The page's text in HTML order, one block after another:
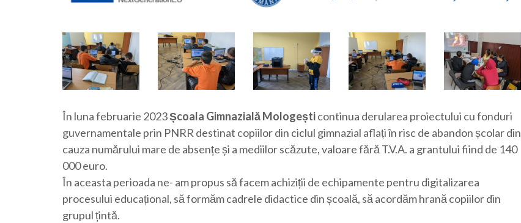
În luna februarie 2023Școala Gimnazială Mologeșticontinua derularea proiectului cu fonduri
guvernamentale prin PNRR destinat copiilor din ciclul gimnazial aflați în risc de abandon școlar din
cauza numărului mare de absențe și a mediilor scăzute, valoare fără T.V.A. a grantului fiind de 140
000 euro.
În aceasta perioada ne- am propus să facem achiziții de echipamente pentru digitalizarea
procesului educațional, să formăm cadrele didactice din școală, să acordăm hrană copiilor din
grupul țintă.